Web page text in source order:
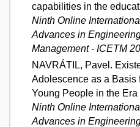
capabilities in the
Ninth Online
Advances in
Management - ICETM
NAVRÁTIL, Pavel.
Adolescence as a Basis
Young People in the
Ninth Online
Advances in